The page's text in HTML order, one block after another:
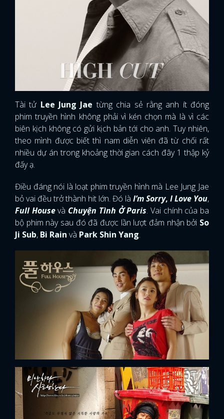
Tài tử Lee Jung Jae từng chia sẻ rằng anh ít đóng
phim truyền hình không phải vì kén chọn mà là vì các
biên kịch không có gửi kịch bản tới cho anh. Tuy nhiên,
theo mình được biết thì nam diễn viên đã từ chối rất
nhiều dự án trong khoảng thời gian cách đây 1 thập kỷ
đấy ạ.
Điều đáng nói là loạt phim truyền hình mà Lee Jung Jae
bỏ vai đều trở thành hit lớn. Đó là I’m Sorry, I Love You,
Full Housevà Chuyện Tình Ở Paris. Vai chính của ba
bộ phim này sau đó đã được lần lượt đảm nhận bởi So
Ji Sub, Bi Rain và Park Shin Yang.